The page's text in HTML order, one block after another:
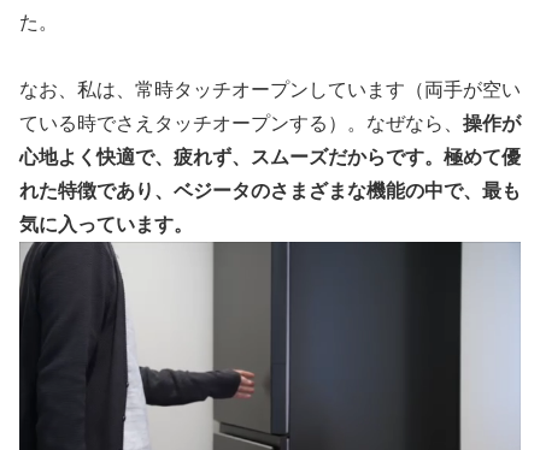
た。
なお、私は、常時タッチオープンしています（両手が空い
ている時でさえタッチオープンする）。なぜなら、 操作が
心地よく快適で、疲れず、スムーズだからです。極めて優
れた特徴であり、ベジータのさまざまな機能の中で、最も
気に入っています。